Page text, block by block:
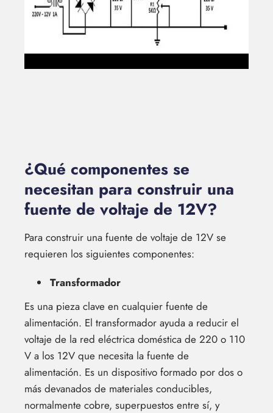
¿Qué componentes se
necesitan para construir una
fuente de voltaje de 12V?
Para construir una fuente de voltaje de 12V se
requieren los siguientes componentes:
Transformador
Es una pieza clave en cualquier fuente de
alimentación. El transformador ayuda a reducir el
voltaje de la red eléctrica doméstica de 220 o 110
V a los 12V que necesita la fuente de
alimentación. Es un dispositivo formado por dos o
más devanados de materiales conducibles,
normalmente cobre, superpuestos entre sí, y